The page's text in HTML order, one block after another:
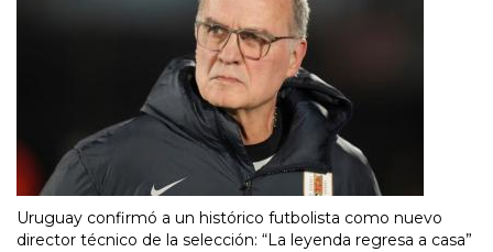
Uruguay confirmó a un histórico futbolista como nuevo
director técnico de la selección: “La leyenda regresa a casa”